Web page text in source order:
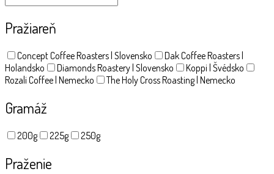
Pražiareň
Concept Coffee Roasters | Slovensko
Dak Coffee Roasters |
Holandsko
Diamonds Roastery | Slovensko
Koppi | Švédsko
Rozali Coffee | Nemecko
The Holy Cross Roasting | Nemecko
Gramáž
200g 225g 250g
Praženie